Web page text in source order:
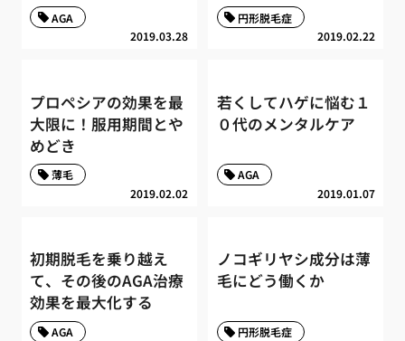
2019.03.28
AGA
2019.02.22
円形脱毛症
プロペシアの効果を最
大限に！服用期間とや
めどき
2019.02.02
薄毛
若くしてハゲに悩む１
０代のメンタルケア
2019.01.07
AGA
初期脱毛を乗り越え
て、その後のAGA治療
効果を最大化する
AGA
ノコギリヤシ成分は薄
毛にどう働くか
円形脱毛症